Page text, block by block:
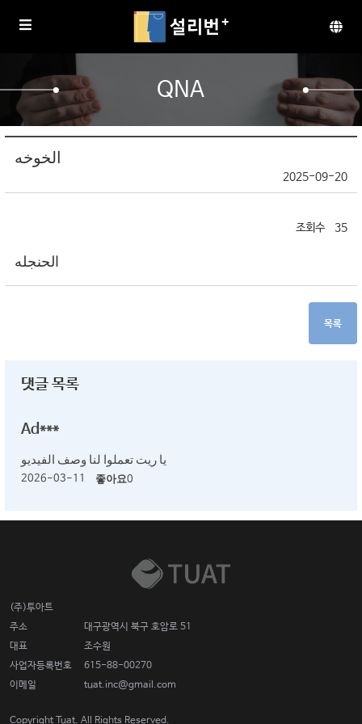
QNA
الخوخه
2025-09-20
35
الحنجله
목록
댓글 목록
Ad***
يا ريت تعملوا لنا وصف الفيديو
2026-03-11 좋아요0
(주)투아트
주소
대구광역시 북구 호암로 51
대표
조수원
사업자등록번호
615-88-00270
이메일
tuat.inc@gmail.com
Copyright Tuat. All Rights Reserved.